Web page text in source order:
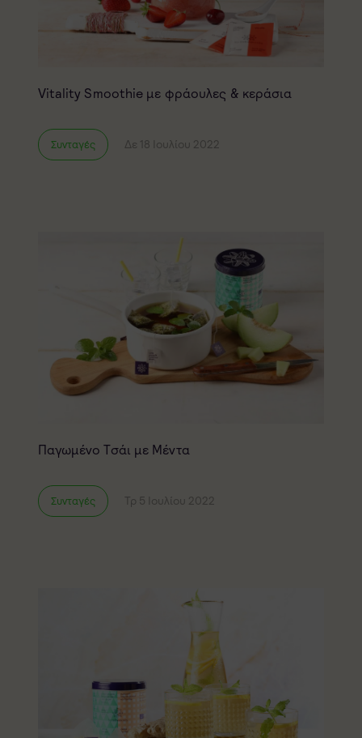
Vitality Smoothie με φράουλες & κεράσια
Συνταγές Δε 18 Ιουλίου 2022
Παγωμένο Τσάι με Μέντα
Συνταγές Τρ 5 Ιουλίου 2022